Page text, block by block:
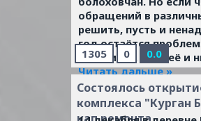
обращений в
решить, пусть и
год остаётся
говорится, без неё
Читать дальше »
1305 0 0.0
Состоялось
комплекса "Курган